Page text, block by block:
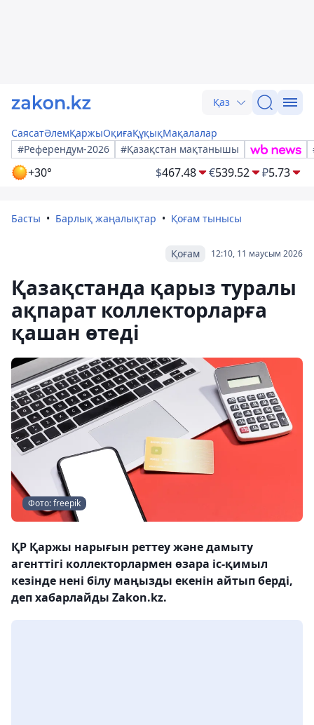
Қаз
СаясатӘлемҚаржыОқиғаҚұқықМақалалар
#Референдум-2026
#Қазақстан мақтанышы
+30° $467.48 €539.52 ₽5.73
Басты Барлық жаңалықтар Қоғам тынысы
12:10, 11 маусым 2026
Қоғам
Қазақстанда қарыз туралы
ақпарат коллекторларға
қашан өтеді
Фото: freepik
ҚР Қаржы нарығын реттеу және дамыту
агенттігі коллекторлармен өзара іс-қимыл
кезінде нені білу маңызды екенін айтып берді,
деп хабарлайды Zakon.kz.